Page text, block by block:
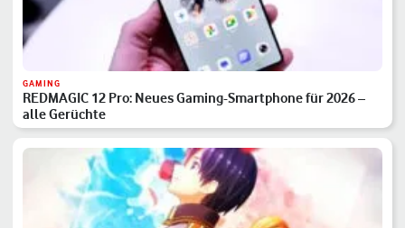
GAMING
REDMAGIC 12 Pro: Neues Gaming-Smartphone für 2026 –
alle Gerüchte